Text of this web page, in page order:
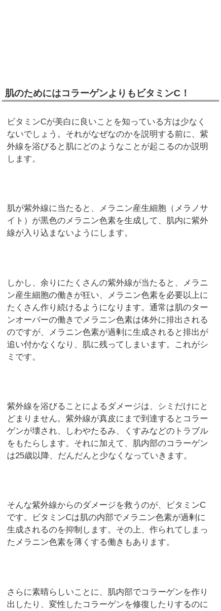
肌のためにはコラーゲンよりもビタミンC！
ビタミンCが美白に良いことを知っている方は少なく
ないでしょう。それがなぜなのかを説明する前に、紫
外線を浴びると肌にどのようなことが起こるのか説明
します。
肌が紫外線に当たると、メラニン産生細胞（メラノサ
イト）が黒色のメラニン色素を生成して、肌内に紫外
線が入り込まないようにします。
しかし、余りにたくさんの紫外線が当たると、メラニ
ン産生細胞の働きが狂い、メラニン色素を必要以上に
たくさん作り続けるようになります。通常は肌のター
ンオーバーの働きでメラニン色素は体外に排出される
のですが、メラニン色素が過剰に生成されると排出が
追い付かなくなり、肌に残ってしまいます。これがシ
ミです。
紫外線を浴びることによるダメージは、シミだけにと
どまりません。紫外線が真皮にまで到達するとコラー
ゲンが壊され、しわやたるみ、くすみなどのトラブル
をもたらします。それに加えて、肌内部のコラーゲン
は25歳以降、だんだんと少なくなっていきます。
そんな紫外線からのダメージを救うのが、ビタミンC
です。ビタミンCは肌の内部でメラニン色素が過剰に
生成されるのを抑制します。その上、作られてしまっ
たメラニン色素を薄くする働きもあります。
さらに素晴らしいことに、肌内部でコラーゲンを作り
出したり、変性したコラーゲンを修復したりするのに